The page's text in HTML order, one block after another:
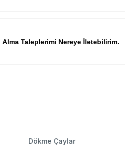
Alma Taleplerimi Nereye İletebilirim.
Dökme Çaylar